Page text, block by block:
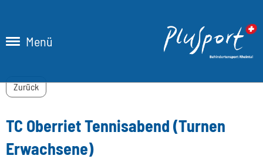
Menü
Zurück
TC Oberriet Tennisabend (Turnen
Erwachsene)